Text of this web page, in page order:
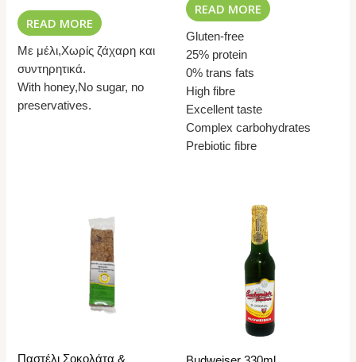
READ MORE
Με μέλι,Χωρίς ζάχαρη και
συντηρητικά.
With honey,No sugar, no
preservatives.
READ MORE
Gluten-free
25% protein
0% trans fats
High fibre
Excellent taste
Complex carbohydrates
Prebiotic fibre
Παστέλι Σοκολάτα &